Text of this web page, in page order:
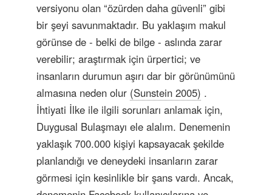
versiyonu olan “özürden daha güvenli” gibi
bir şeyi savunmaktadır. Bu yaklaşım makul
görünse de - belki de bilge - aslında zarar
verebilir; araştırmak için ürpertici; ve
insanların durumun aşırı dar bir görünümünü
almasına neden olur (Sunstein 2005) .
İhtiyati İlke ile ilgili sorunları anlamak için,
Duygusal Bulaşmayı ele alalım. Denemenin
yaklaşık 700.000 kişiyi kapsayacak şekilde
planlandığı ve deneydeki insanların zarar
görmesi için kesinlikle bir şans vardı. Ancak,